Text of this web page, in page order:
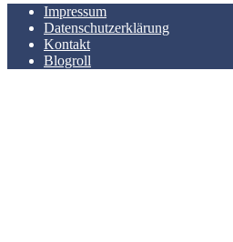
Impressum
Datenschutzerklärung
Kontakt
Blogroll